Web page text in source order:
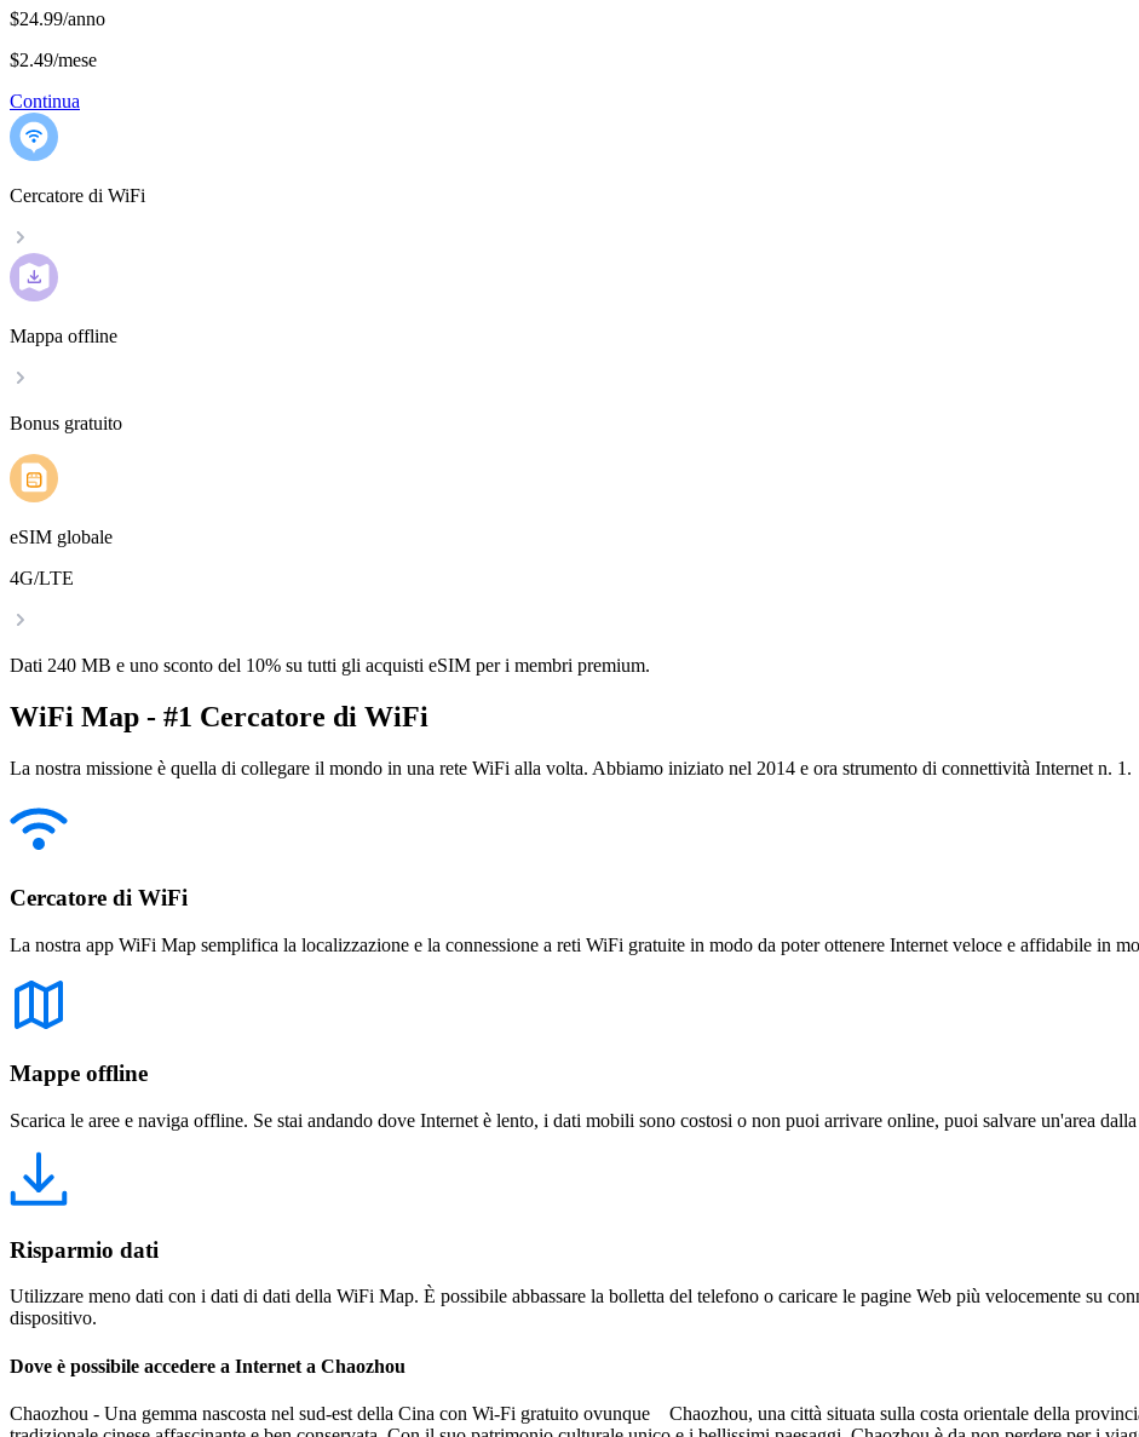
$24.99/anno
$2.49/mese
Continua
Cercatore di WiFi
Mappa offline
Bonus gratuito
eSIM globale
4G/LTE
Dati 240 MB e uno sconto del 10% su tutti gli acquisti eSIM per i membri premium.
WiFi Map - #1 Cercatore di WiFi
La nostra missione è quella di collegare il mondo in una rete WiFi alla volta. Abbiamo iniziato nel 2014 e ora strumento di connettività Internet n. 1.
Cercatore di WiFi
La nostra app WiFi Map semplifica la localizzazione e la connessione a reti WiFi gratuite in modo da poter ottenere Internet veloce e affidabile in
Mappe offline
Scarica le aree e naviga offline. Se stai andando dove Internet è lento, i dati mobili sono costosi o non puoi arrivare online, puoi salvare un'area
Risparmio dati
Utilizzare meno dati con i dati di dati della WiFi Map. È possibile abbassare la bolletta del telefono o caricare le pagine Web più velocemente su
dispositivo.
Dove è possibile accedere a Internet a Chaozhou
Chaozhou - Una gemma nascosta nel sud-est della Cina con Wi-Fi gratuito ovunque Chaozhou, una città situata sulla costa orientale della